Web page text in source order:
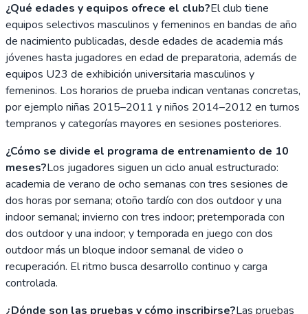
¿Qué edades y equipos ofrece el club?El club tiene
equipos selectivos masculinos y femeninos en bandas de año
de nacimiento publicadas, desde edades de academia más
jóvenes hasta jugadores en edad de preparatoria, además de
equipos U23 de exhibición universitaria masculinos y
femeninos. Los horarios de prueba indican ventanas concretas,
por ejemplo niñas 2015–2011 y niños 2014–2012 en turnos
tempranos y categorías mayores en sesiones posteriores.
¿Cómo se divide el programa de entrenamiento de 10
meses?Los jugadores siguen un ciclo anual estructurado:
academia de verano de ocho semanas con tres sesiones de
dos horas por semana; otoño tardío con dos outdoor y una
indoor semanal; invierno con tres indoor; pretemporada con
dos outdoor y una indoor; y temporada en juego con dos
outdoor más un bloque indoor semanal de video o
recuperación. El ritmo busca desarrollo continuo y carga
controlada.
¿Dónde son las pruebas y cómo inscribirse?Las pruebas